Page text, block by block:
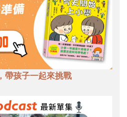
帶孩子一起來挑戰